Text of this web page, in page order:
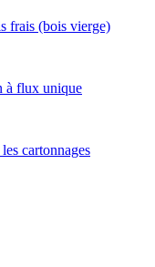
frais (bois vierge)
à flux unique
cartonnages